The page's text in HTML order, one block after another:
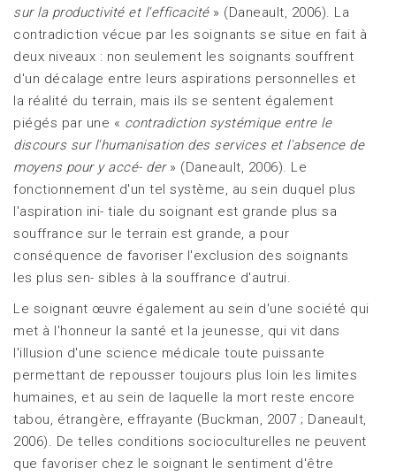
sur la productivité et l'efficacité» (Daneault, 2006). La
contradiction vécue par les soignants se situe en fait à
deux niveaux : non seulement les soignants souffrent
d'un décalage entre leurs aspirations personnelles et
la réalité du terrain, mais ils se sentent également
piégés par une « contradiction systémique entre le
discours sur l'humanisation des services et l'absence de
moyens pour y accé- der» (Daneault, 2006). Le
fonctionnement d'un tel système, au sein duquel plus
l'aspiration ini- tiale du soignant est grande plus sa
souffrance sur le terrain est grande, a pour
conséquence de favoriser l'exclusion des soignants
les plus sen- sibles à la souffrance d'autrui.
Le soignant œuvre également au sein d'une société qui
met à l'honneur la santé et la jeunesse, qui vit dans
l'illusion d'une science médicale toute puissante
permettant de repousser toujours plus loin les limites
humaines, et au sein de laquelle la mort reste encore
tabou, étrangère, effrayante (Buckman, 2007 ; Daneault,
2006). De telles conditions socioculturelles ne peuvent
que favoriser chez le soignant le sentiment d'être